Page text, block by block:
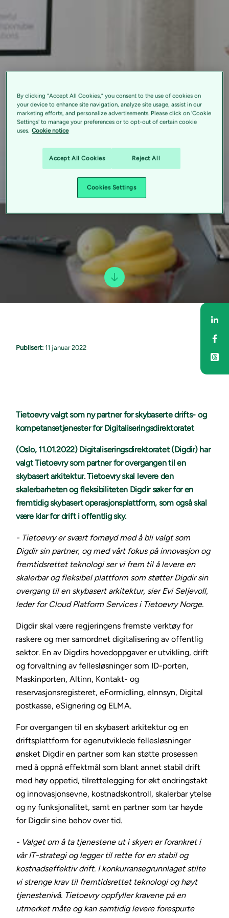
Publisert: 11 januar 2022
Tietoevry valgt som ny partner for skybaserte drifts- og
kompetansetjenester for Digitaliseringsdirektoratet
(Oslo, 11.01.2022) Digitaliseringsdirektoratet (Digdir) har
valgt Tietoevry som partner for overgangen til en
skybasert arkitektur. Tietoevry skal levere den
skalerbarheten og fleksibiliteten Digdir søker for en
fremtidig skybasert operasjonsplattform, som også skal
være klar for drift i offentlig sky.
- Tietoevry er svært fornøyd med å bli valgt som
Digdir sin partner, og med vårt fokus på innovasjon og
fremtidsrettet teknologi ser vi frem til å levere en
skalerbar og fleksibel plattform som støtter Digdir sin
overgang til en skybasert arkitektur, sier Evi Seljevoll,
leder for Cloud Platform Services i Tietoevry Norge.
Digdir skal være regjeringens fremste verktøy for
raskere og mer samordnet digitalisering av offentlig
sektor. En av Digdirs hovedoppgaver er utvikling, drift
og forvaltning av fellesløsninger som ID-porten,
Maskinporten, Altinn, Kontakt- og
reservasjonsregisteret, eFormidling, eInnsyn, Digital
postkasse, eSignering og ELMA.
For overgangen til en skybasert arkitektur og en
driftsplattform for egenutviklede fellesløsninger
ønsket Digdir en partner som kan støtte prosessen
med å oppnå effektmål som blant annet stabil drift
med høy oppetid, tilrettelegging for økt endringstakt
og innovasjonsevne, kostnadskontroll, skalerbar ytelse
og ny funksjonalitet, samt en partner som tar høyde
for Digdir sine behov over tid.
- Valget om å ta tjenestene ut i skyen er forankret i
vår IT-strategi og legger til rette for en stabil og
kostnadseffektiv drift. I konkurransegrunnlaget stilte
vi strenge krav til fremtidsrettet teknologi og høyt
tjenestenivå. Tietoevry oppfyller kravene på en
utmerket måte og kan samtidig levere forespurte
By clicking “Accept All Cookies,” you consent to the use of cookies on
your device to enhance site navigation, analyze site usage, assist in our
marketing efforts, and personalize advertisements. Please click on 'Cookie
Settings' to manage your preferences or to opt-out of certain cookie
uses. Cookie notice
Accept All Cookies Reject All
Cookies Settings